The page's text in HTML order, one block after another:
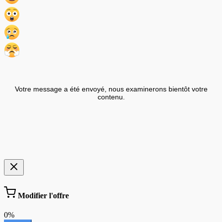
Votre message a été envoyé, nous examinerons bientôt votre
contenu.
Modifier l'offre
0%